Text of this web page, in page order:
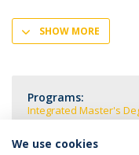
SHOW MORE
Programs:
Integrated Master's
We use cookies